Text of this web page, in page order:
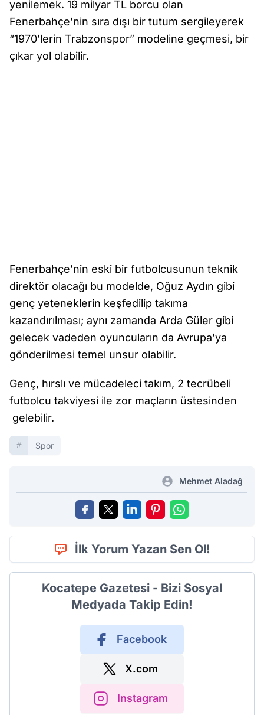
yenilemek. 19 milyar TL borcu olan
Fenerbahçe’nin sıra dışı bir tutum sergileyerek
“1970’lerin Trabzonspor” modeline geçmesi, bir
çıkar yol olabilir.
Fenerbahçe’nin eski bir futbolcusunun teknik
direktör olacağı bu modelde, Oğuz Aydın gibi
genç yeteneklerin keşfedilip takıma
kazandırılması; aynı zamanda Arda Güler gibi
gelecek vadeden oyuncuların da Avrupa’ya
gönderilmesi temel unsur olabilir.
Genç, hırslı ve mücadeleci takım, 2 tecrübeli
futbolcu takviyesi ile zor maçların üstesinden
gelebilir.
Spor
Mehmet Aladağ
İlk Yorum Yazan Sen Ol!
Kocatepe Gazetesi - Bizi Sosyal
Medyada Takip Edin!
Facebook
X.com
Instagram